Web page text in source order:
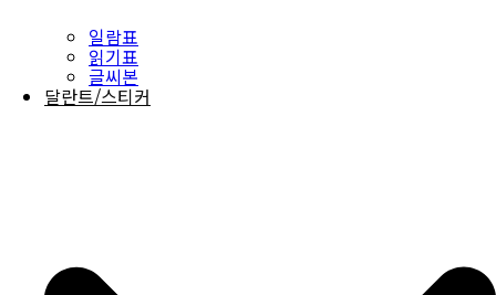
일람표
읽기표
글씨본
달란트/스티커